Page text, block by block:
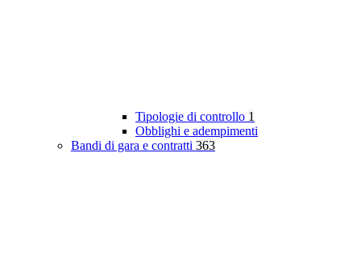
Tipologie di controllo 1
Obblighi e adempimenti
Bandi di gara e contratti 363